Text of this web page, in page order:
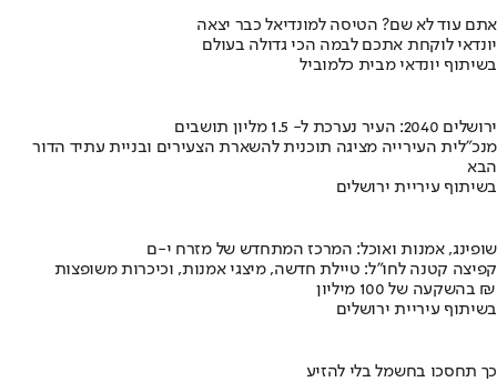
אתם עוד לא שם? הטיסה למונדיאל כבר יצאה
יונדאי לוקחת אתכם לבמה הכי גדולה בעולם
בשיתוף יונדאי מבית כלמוביל
ירושלים 2040: העיר נערכת ל- 1.5 מליון תושבים
מנכ"לית העירייה מציגה תוכנית להשארת הצעירים ובניית עתיד הדור
הבא
בשיתוף עיריית ירושלים
שופינג, אמנות ואוכל: המרכז המתחדש של מזרח י-ם
קפיצה קטנה לחו"ל: טיילת חדשה, מיצגי אמנות, וכיכרות משופצות
בהשקעה של 100 מיליון ₪
בשיתוף עיריית ירושלים
כך תחסכו בחשמל בלי להזיע